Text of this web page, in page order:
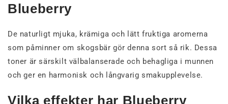
Blueberry
De naturligt mjuka, krämiga och lätt fruktiga aromerna
som påminner om skogsbär gör denna sort så rik. Dessa
toner är särskilt välbalanserade och behagliga i munnen
och ger en harmonisk och långvarig smakupplevelse.
Vilka effekter har Blueberry